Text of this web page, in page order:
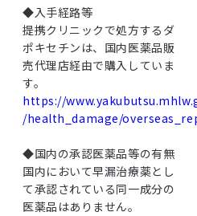
◆入手経路等
提携クリニックで処方するダ
ポキセチンは、国内医薬品販
売代理店経由で購入していま
す。
https://
/health_damage/
◆国内の承認医薬品等の有無
国内において早漏治療薬とし
て承認されている同一成分の
医薬品はありません。